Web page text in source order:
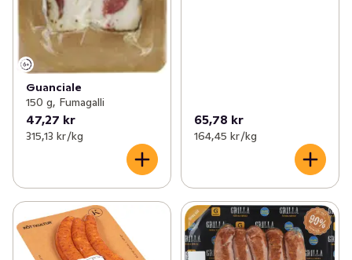
Guanciale
150 g, Fumagalli
47,27 kr
315,13 kr /kg
65,78 kr
164,45 kr /kg